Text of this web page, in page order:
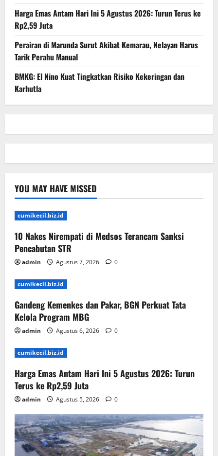
Harga Emas Antam Hari Ini 5 Agustus 2026: Turun Terus ke
Rp2,59 Juta
Perairan di Marunda Surut Akibat Kemarau, Nelayan Harus
Tarik Perahu Manual
BMKG: El Nino Kuat Tingkatkan Risiko Kekeringan dan
Karhutla
YOU MAY HAVE MISSED
cumikecil.biz.id
10 Nakes Nirempati di Medsos Terancam Sanksi
Pencabutan STR
admin Agustus 7, 2026 0
cumikecil.biz.id
Gandeng Kemenkes dan Pakar, BGN Perkuat Tata
Kelola Program MBG
admin Agustus 6, 2026 0
cumikecil.biz.id
Harga Emas Antam Hari Ini 5 Agustus 2026: Turun
Terus ke Rp2,59 Juta
admin Agustus 5, 2026 0